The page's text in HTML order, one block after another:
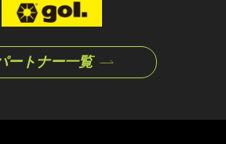
ートナー一覧